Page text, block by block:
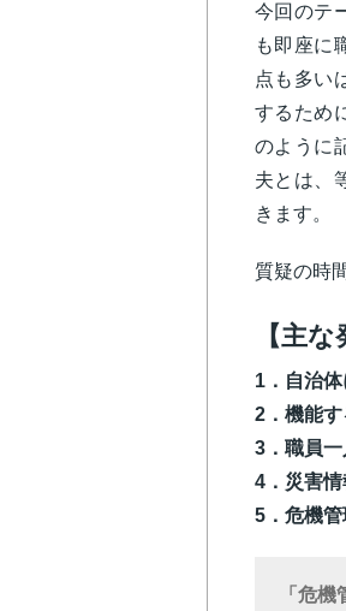
今回のテ
も即座に
点も多い
するため
のように
夫とは、
きます。
質疑の時
【主な
1．自治
2．機能
3．職員
4．災害
5．危機
「危